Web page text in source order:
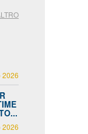
2026
2026